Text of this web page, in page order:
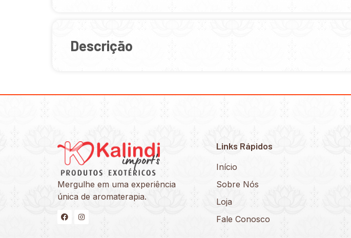
Descrição
Mergulhe em uma experiência
única de aromaterapia.
Links Rápidos
Início
Sobre Nós
Loja
Fale Conosco